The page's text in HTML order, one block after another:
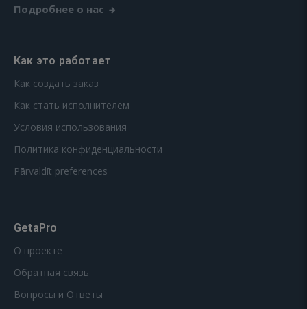
Подробнее о нас
Как это работает
Как создать заказ
Как стать исполнителем
Условия использования
Политика конфиденциальности
Pārvaldīt preferences
GetaPro
О проекте
Обратная связь
Вопросы и Ответы